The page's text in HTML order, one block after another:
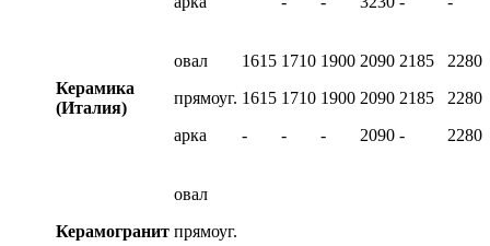
Керамика
(Италия)
овал
прямоуг.
арка
1615
1615
-
1710
1710
-
1900
1900
-
2090
2090
2090
2185
2185
-
2280
2280
2280
Керамогранит
овал
прямоуг.